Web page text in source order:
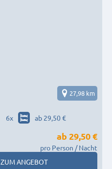
27,98 km
6x ab 29,50 €
ab 29,50 €
pro Person / Nacht
ZUM ANGEBOT